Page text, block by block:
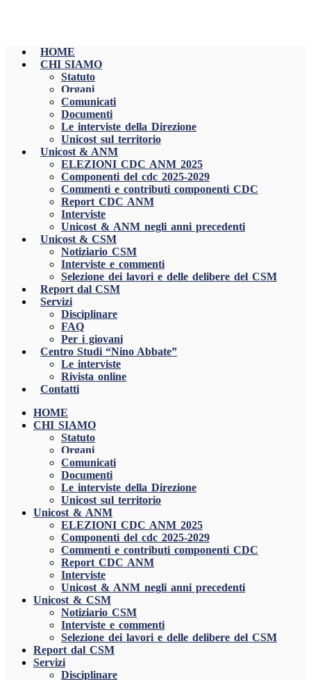
HOME
CHI SIAMO
Statuto
Organi
Comunicati
Documenti
Le interviste della Direzione
Unicost sul territorio
Unicost & ANM
ELEZIONI CDC ANM 2025
Componenti del cdc 2025-2029
Commenti e contributi componenti CDC
Report CDC ANM
Interviste
Unicost & ANM negli anni precedenti
Unicost & CSM
Notiziario CSM
Interviste e commenti
Selezione dei lavori e delle delibere del CSM
Report dal CSM
Servizi
Disciplinare
FAQ
Per i giovani
Centro Studi “Nino Abbate”
Le interviste
Rivista online
Contatti
HOME
CHI SIAMO
Statuto
Organi
Comunicati
Documenti
Le interviste della Direzione
Unicost sul territorio
Unicost & ANM
ELEZIONI CDC ANM 2025
Componenti del cdc 2025-2029
Commenti e contributi componenti CDC
Report CDC ANM
Interviste
Unicost & ANM negli anni precedenti
Unicost & CSM
Notiziario CSM
Interviste e commenti
Selezione dei lavori e delle delibere del CSM
Report dal CSM
Servizi
Disciplinare